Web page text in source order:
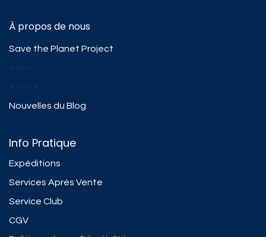
À propos de nous
Save the Planet Project
####
#####
Nouvelles du Blog
Info Pratique
Expéditions
Services Après Vente
Service Club
CGV